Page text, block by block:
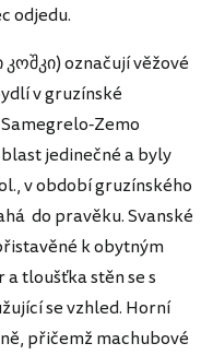
odjedu.
označují věžové
v gruzínské
Zemo
jedinečné a byly
v období gruzínského
do pravěku. Svanské
k obytným
tloušťka stěn se s
se vzhled. Horní
přičemž machubové